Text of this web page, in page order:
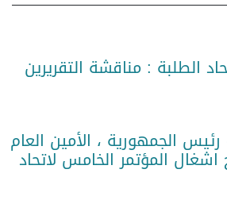
الطلبة : مناقشة التقريرين
الجمهورية ، الأمين العام
المؤتمر الخامس لاتحاد